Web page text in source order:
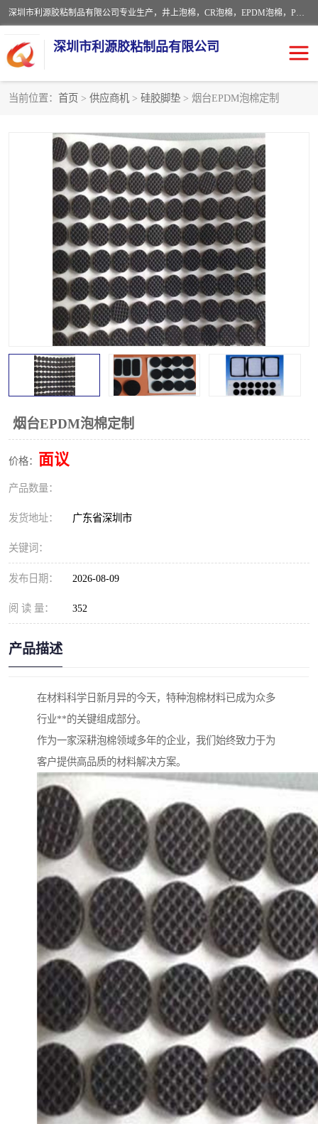
深圳市利源胶粘制品有限公司专业生产，井上泡棉，CR泡棉，EPDM泡棉，PORON泡棉厚度剖切，公差正负0.1mm，硅胶条，脚垫，异形一次成型，雕刻EVA海绵；包装材料:精密仪器、医疗器具、运输时缓冲、防震材料。建筑:住房装潢材料、房屋门窗密封；轻便、强韧性：轻便并且具有较强的韧性，良好的耐油性与耐溶剂性。隔热性：导热性低具有优越的保温性，具有的回弹性。
深圳市利源胶粘制品有限公司
当前位置： 首页 > 供应商机 > 硅胶脚垫 > 烟台EPDM泡棉定制
烟台EPDM泡棉定制
价格： 面议
产品数量：
发货地址： 广东省深圳市
关键词：
发布日期： 2026-08-09
阅 读 量： 352
产品描述
在材料科学日新月异的今天，特种泡棉材料已成为众多
行业**的关键组成部分。
作为一家深耕泡棉领域多年的企业，我们始终致力于为
客户提供高品质的材料解决方案。
PORON泡棉 防火海绵
EVA珍珠棉异形 硅胶脚垫
佛橡胶泡棉